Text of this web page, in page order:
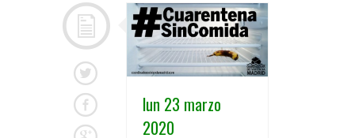
lun 23 marzo
2020